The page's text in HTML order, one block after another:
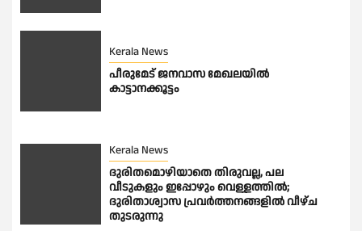
Kerala News
പീരുമേട് ജനവാസ മേഖലയിൽ
കാട്ടാനക്കൂട്ടം
Kerala News
ദുരിതമൊഴിയാതെ തിരുവല്ല, പല
വീടുകളും ഇപ്പോഴും വെള്ളത്തിൽ;
ദുരിതാശ്വാസ പ്രവർത്തനങ്ങളിൽ വീഴ്ച
തുടരുന്നു